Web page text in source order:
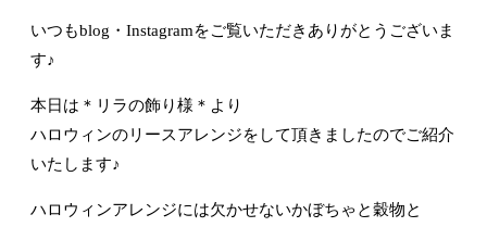
いつもblog・Instagramをご覧いただきありがとうございま
す♪
本日は＊リラの飾り様＊より
ハロウィンのリースアレンジをして頂きましたのでご紹介
いたします♪
ハロウィンアレンジには欠かせないかぼちゃと穀物と